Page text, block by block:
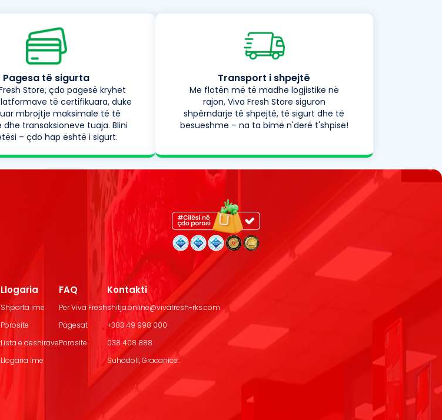
Pagesa të sigurta
Store, çdo pagesë kryhet
të certifikuara, duke
mbrojtje maksimale të të
dhe transaksioneve tuaja. Blini
– çdo hap është i sigurt.
Transport i shpejtë
Me flotën më të madhe logjistike në
rajon, Viva Fresh Store siguron
shpërndarje të shpejtë, të sigurt dhe të
besueshme – na ta bimë n'derë t'shpisë!
Llogaria
Shporta ime
Porosite
Lista e deshirave
Llogaria ime
FAQ
Per Viva Fresh
Pagesat
Porosite
Kontakti
shitja.online@vivafresh-rks.com
+383 49 998 000
038 408 888
Suhodoll, Gracanice..